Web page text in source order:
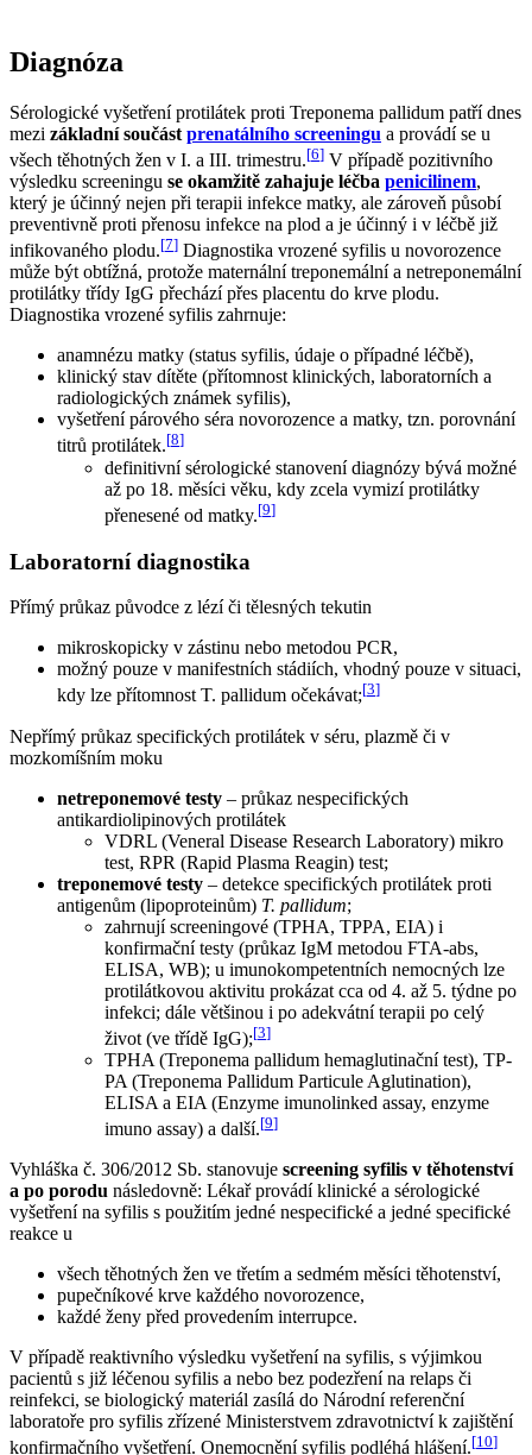
Diagnóza
Sérologické vyšetření protilátek proti Treponema pallidum patří dnes
mezi základní součást prenatálního screeningu a provádí se u
všech těhotných žen v I. a III. trimestru.[6] V případě pozitivního
výsledku screeningu se okamžitě zahajuje léčba penicilinem,
který je účinný nejen při terapii infekce matky, ale zároveň působí
preventivně proti přenosu infekce na plod a je účinný i v léčbě již
infikovaného plodu.[7] Diagnostika vrozené syfilis u novorozence
může být obtížná, protože maternální treponemální a netreponemální
protilátky třídy IgG přechází přes placentu do krve plodu.
Diagnostika vrozené syfilis zahrnuje:
anamnézu matky (status syfilis, údaje o případné léčbě),
klinický stav dítěte (přítomnost klinických, laboratorních a
radiologických známek syfilis),
vyšetření párového séra novorozence a matky, tzn. porovnání
titrů protilátek.[8]
definitivní sérologické stanovení diagnózy bývá možné
až po 18. měsíci věku, kdy zcela vymizí protilátky
přenesené od matky.[9]
Laboratorní diagnostika
Přímý průkaz původce z lézí či tělesných tekutin
mikroskopicky v zástinu nebo metodou PCR,
možný pouze v manifestních stádiích, vhodný pouze v situaci,
kdy lze přítomnost T. pallidum očekávat;[3]
Nepřímý průkaz specifických protilátek v séru, plazmě či v
mozkomíšním moku
netreponemové testy – průkaz nespecifických
antikardiolipinových protilátek
VDRL (Veneral Disease Research Laboratory) mikro
test, RPR (Rapid Plasma Reagin) test;
treponemové testy – detekce specifických protilátek proti
antigenům (lipoproteinům) T. pallidum;
zahrnují screeningové (TPHA, TPPA, EIA) i
konfirmační testy (průkaz IgM metodou FTA-abs,
ELISA, WB); u imunokompetentních nemocných lze
protilátkovou aktivitu prokázat cca od 4. až 5. týdne po
infekci; dále většinou i po adekvátní terapii po celý
život (ve třídě IgG);[3]
TPHA (Treponema pallidum hemaglutinační test), TP-
PA (Treponema Pallidum Particule Aglutination),
ELISA a EIA (Enzyme imunolinked assay, enzyme
imuno assay) a další.[9]
Vyhláška č. 306/2012 Sb. stanovuje screening syfilis v těhotenství
a po porodu následovně: Lékař provádí klinické a sérologické
vyšetření na syfilis s použitím jedné nespecifické a jedné specifické
reakce u
všech těhotných žen ve třetím a sedmém měsíci těhotenství,
pupečníkové krve každého novorozence,
každé ženy před provedením interrupce.
V případě reaktivního výsledku vyšetření na syfilis, s výjimkou
pacientů s již léčenou syfilis a nebo bez podezření na relaps či
reinfekci, se biologický materiál zasílá do Národní referenční
laboratoře pro syfilis zřízené Ministerstvem zdravotnictví k zajištění
konfirmačního vyšetření. Onemocnění syfilis podléhá hlášení.[10]